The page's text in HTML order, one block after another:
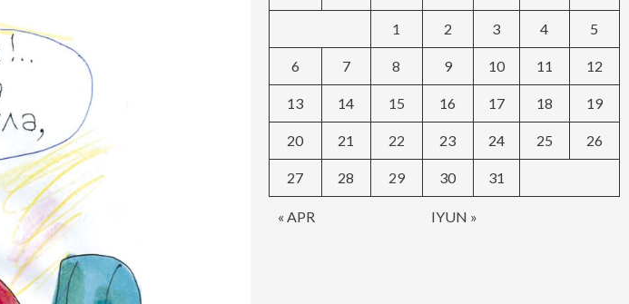
« APR IYUN »
1 2 3 4 5
6 7 8 9 10 11 12
13 14 15 16 17 18 19
20 21 22 23 24 25 26
27 28 29 30 31